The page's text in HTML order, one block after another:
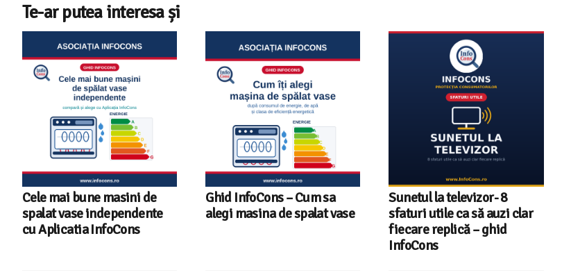
Te-ar putea interesa și
Cele mai bune masini de
spalat vase independente
cu Aplicatia InfoCons
Ghid InfoCons – Cum sa
alegi masina de spalat vase
Sunetul la televizor- 8
sfaturi utile ca să auzi clar
fiecare replică – ghid
InfoCons